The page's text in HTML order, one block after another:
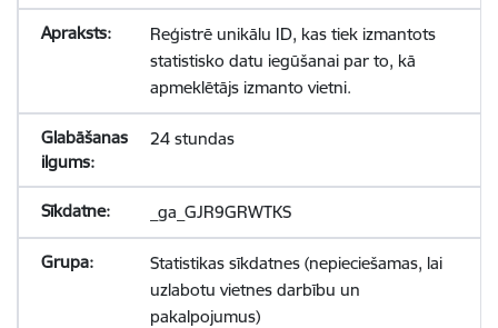
Reģistrē unikālu ID, kas tiek izmantots
statistisko datu iegūšanai par to, kā
apmeklētājs izmanto vietni.
24 stundas
_ga_GJR9GRWTKS
Statistikas sīkdatnes (nepieciešamas, lai
uzlabotu vietnes darbību un
pakalpojumus)